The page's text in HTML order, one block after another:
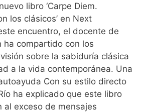
libro ‘Carpe Diem.
los clásicos’ en Next
encuentro, el docente de
ha compartido con los
sobre la sabiduría clásica
a la vida contemporánea. Una
Con su estilo directo
ha explicado que este libro
al exceso de mensajes